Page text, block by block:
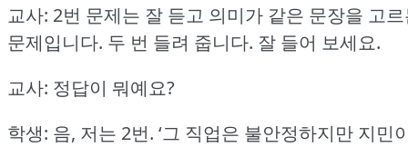
교사: 2번 문제는 잘 듣고 의미가 같은 문장을 고
문제입니다. 두 번 들려 줍니다. 잘 들어 보세요.
교사: 정답이 뭐예요?
학생: 음, 저는 2번. ‘그 직업은 불안정하지만 지민